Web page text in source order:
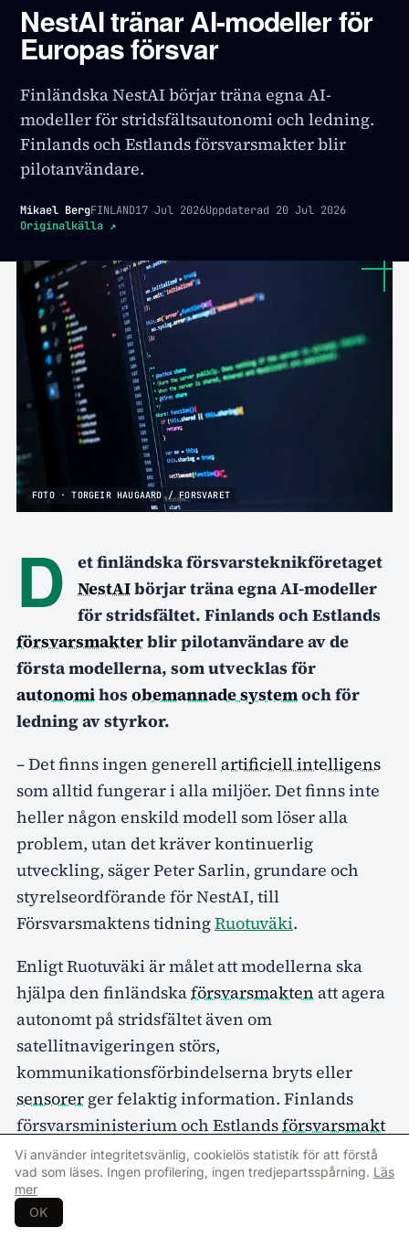
NestAI tränar AI-modeller för
Europas försvar
Finländska NestAI börjar träna egna AI-
modeller för stridsfältsautonomi och ledning.
Finlands och Estlands försvarsmakter blir
pilotanvändare.
Mikael BergFINLAND17 Jul 2026Uppdaterad 20 Jul 2026
Originalkälla ↗
FOTO · TORGEIR HAUGAARD / FORSVARET
D
et finländska försvarsteknikföretaget
NestAIbörjar träna egna AI-modeller
för stridsfältet. Finlands och Estlands
försvarsmakterblir pilotanvändare av de
första modellerna, som utvecklas för
autonomihosobemannade systemoch för
ledning av styrkor.
– Det finns ingen generellartificiell intelligens
som alltid fungerar i alla miljöer. Det finns inte
heller någon enskild modell som löser alla
problem, utan det kräver kontinuerlig
utveckling, säger Peter Sarlin, grundare och
styrelseordförande för NestAI, till
Försvarsmaktens tidningRuotuväki.
Enligt Ruotuväki är målet att modellerna ska
hjälpa den finländskaförsvarsmakten att agera
autonomt på stridsfältet även om
satellitnavigeringen störs,
kommunikationsförbindelserna bryts eller
sensorer ger felaktig information. Finlands
försvarsministerium och Estlandsförsvarsmakt
ingick i slutet av juni ettsamarbetsavtalmed
NestAI om AI-utveckling, och Försvarsmaktens
AI-center
försvarsmakten först med att testa modellerna.
Vi använder integritetsvänlig, cookielös statistik för att förstå
vad som läses. Ingen profilering, ingen tredjepartsspårning. Läs
mer
OK